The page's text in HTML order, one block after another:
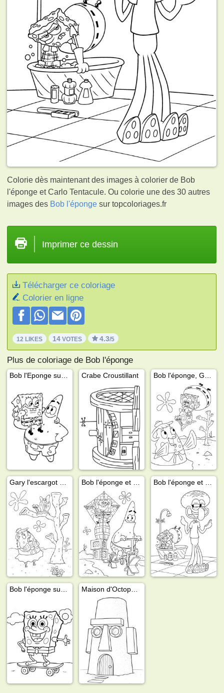
Colorie dès maintenant des images à colorier de Bob
l'éponge et Carlo Tentacule. Ou colorie une des 30 autres
images des Bob l'éponge sur topcoloriages.fr
Imprimer ce dessin
Télécharger ce coloriage
Colorier en ligne
12 LIKES 14 VOTES 4.3/5
Plus de coloriage de Bob l'éponge
Crabe Croustillant